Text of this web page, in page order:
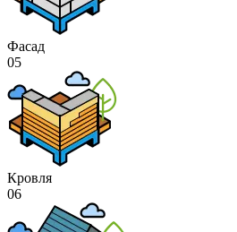
Фасад
05
Кровля
06